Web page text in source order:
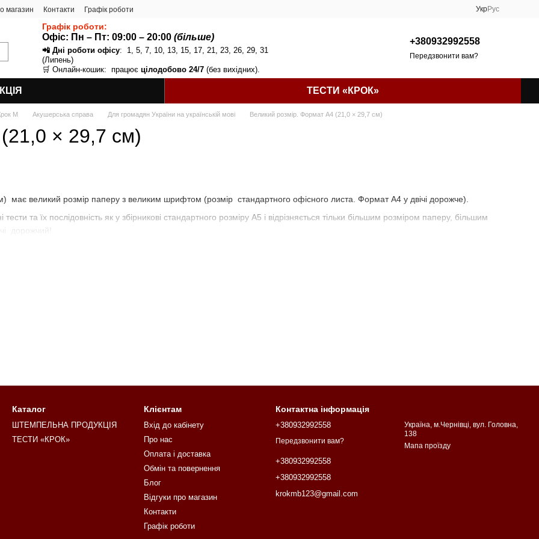
магазин Контакти Графік роботи УкрРус
Графік роботи:
Офіс: Пн – Пт: 09:00 – 20:00 (більше)
📲 Дні роботи офісу: 1, 5, 7, 10, 13, 15, 17, 21, 23, 26, 29, 31
(Липень)
🛒 Онлайн-кошик: працює цілодобово 24/7 (без вихідних).
+380932992558
Передзвонити вам?
ТЕСТИ «КРОК»
М Акушерська справа Для громадян України на українській мові Великий розмір. Формат А4 (21,0 × 29,7 см)
× 29,7 см)
великий розмір паперу з великим шрифтом (розмір стандартного офісного листа. Формат А4 у двічі дорожче).
тести та їх послідовність як у збірникові стандартного розміру А5 і відрізняється тільки більшим розміром паперу, більшим
дорожчий!
Каталог
ШТЕМПЕЛЬНА ПРОДУКЦІЯ
ТЕСТИ «КРОК»
Клієнтам
Вхід до кабінету
Про нас
Оплата і доставка
Обмін та повернення
Блог
Відгуки про магазин
Контакти
Графік роботи
Контактна інформація
+380932992558
Передзвонити вам?
+380932992558
+380932992558
krokmb123@gmail.com
Україна, м.Чернівці, вул. Головна,
138
Мапа проїзду